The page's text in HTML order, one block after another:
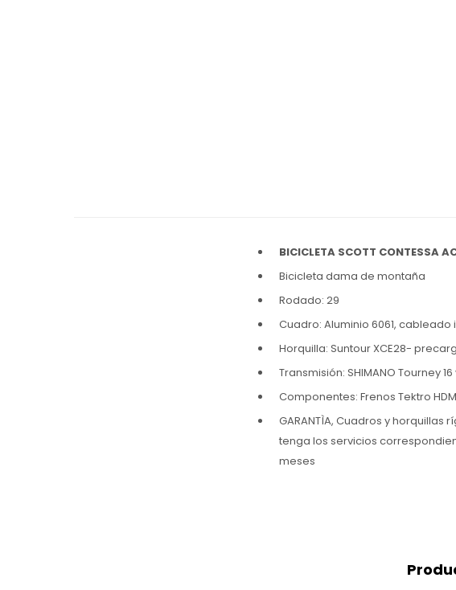
BICICLETA SCOTT CONTESSA
Bicicleta dama de montaña
Rodado: 29
Cuadro: Aluminio 6061, cableado
Horquilla: Suntour XCE28-
Transmisión: SHIMANO Tourney 16
Componentes: Frenos Tektro
GARANTÌA, Cuadros y
tenga los servicios
meses